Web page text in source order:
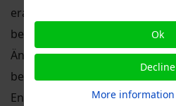
erarbeitet werden, damit wir
bekommen, welche
Änderung der Finanzierung
bedeutet. Insgesamt wurde
Enthaltungen
angenommen.
Ok
Decline
More information